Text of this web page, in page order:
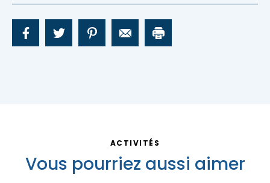
ACTIVITÉS
Vous pourriez aussi aimer